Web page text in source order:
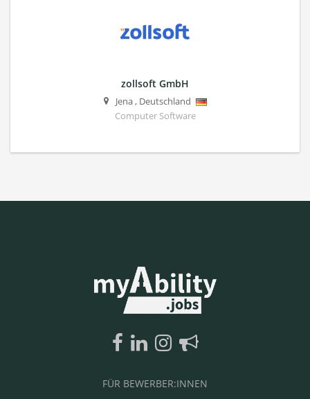
zollsoft GmbH
Jena, Deutschland
Computer Software
FÜR BEWERBER:INNEN